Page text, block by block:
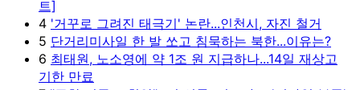
트]
4 '거꾸로 그려진 태극기' 논란...인천시, 자진 철거
5 단거리미사일 한 발 쏘고 침묵하는 북한...이유는?
6 최태원, 노소영에 약 1조 원 지급하나...14일 재상고
기한 만료